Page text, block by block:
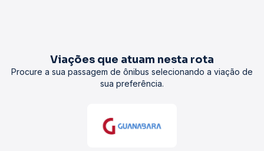
Viações que atuam nesta rota
Procure a sua passagem de ônibus selecionando a viação de
sua preferência.